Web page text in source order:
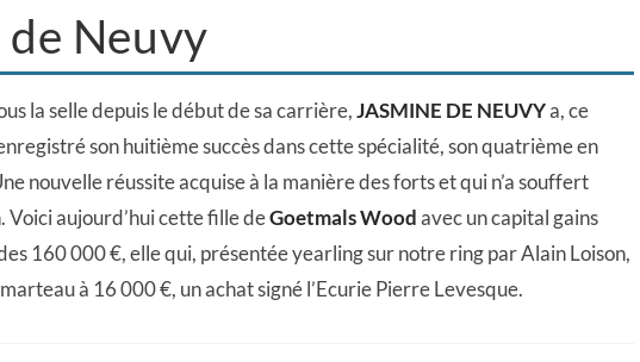
de Neuvy
la selle depuis le début de sa carrière,JASMINE DE NEUVYa, ce
son huitième succès dans cette spécialité, son quatrième en
nouvelle réussite acquise à la manière des forts et qui n’a souffert
Voici aujourd’hui cette fille deGoetmals Woodavec un capital gains
160 000 €, elle qui, présentée yearling sur notre ring par Alain Loison,
à 16 000 €, un achat signé l’Ecurie Pierre Levesque.